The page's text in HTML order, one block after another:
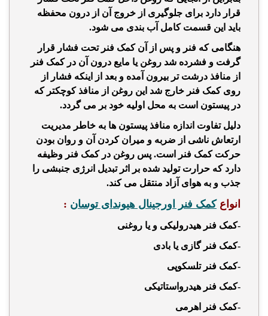
قرار دارد برای جلوگیری از خروج آن از درون محفظه
باید این قسمت کامل آب بندی می شود.
هنگامی که فنر و پس از آن کمک فنر تحت فشار قرار
گرفت و فشرده شد روغن یا مایع درون آن در کمک فنر
از منافذ درشت تر بیرون آمده و بعد از اینکه فشار از
روی کمک فنر خارج شد این روغن از منافذ کوچکتر که
در پیستون است به محل اولیه خود بر می گردد.
دلیل تفاوت اندازه منافذ پیستون ها به خاطر مدیریت
ارتعاش ناشی از ضربه و میران کردن آن و روان بودن
حرکت کمک فنر است. پس روغن در کمک فنر وظیفه
دارد که حرارت تولید شده بر اثر تبدیل انرژی جنبشی را
جذب و به هوای آزاد منتقل می کند.
انواعکمک فنر اورجینال هیوندای توسان :
-کمک فنر هیدرولیکی و یا روغنی
-کمک فنر گازی یا بادی
-کمک فنر تلسکوپی
-کمک فنر هیدرواستاتیکی
-کمک فنر اهرمی